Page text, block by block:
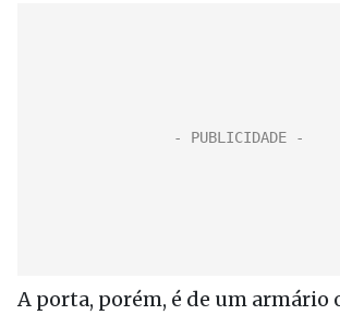
A porta, porém, é de um armário